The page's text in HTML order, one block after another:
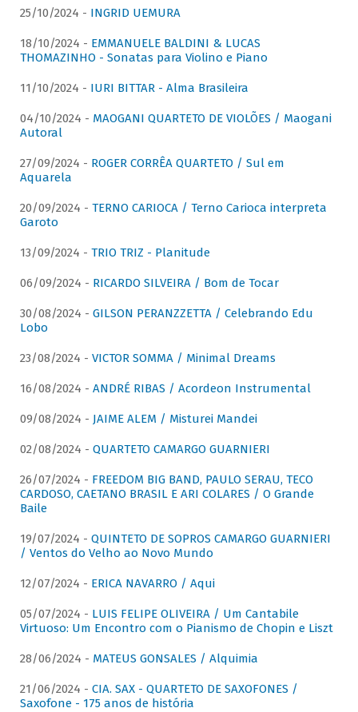
25/10/2024 - INGRID UEMURA
18/10/2024 - EMMANUELE BALDINI & LUCAS
THOMAZINHO - Sonatas para Violino e Piano
11/10/2024 - IURI BITTAR - Alma Brasileira
04/10/2024 - MAOGANI QUARTETO DE VIOLÕES / Maogani
Autoral
27/09/2024 - ROGER CORRÊA QUARTETO / Sul em
Aquarela
20/09/2024 - TERNO CARIOCA / Terno Carioca interpreta
Garoto
13/09/2024 - TRIO TRIZ - Planitude
06/09/2024 - RICARDO SILVEIRA / Bom de Tocar
30/08/2024 - GILSON PERANZZETTA / Celebrando Edu
Lobo
23/08/2024 - VICTOR SOMMA / Minimal Dreams
16/08/2024 - ANDRÉ RIBAS / Acordeon Instrumental
09/08/2024 - JAIME ALEM / Misturei Mandei
02/08/2024 - QUARTETO CAMARGO GUARNIERI
26/07/2024 - FREEDOM BIG BAND, PAULO SERAU, TECO
CARDOSO, CAETANO BRASIL E ARI COLARES / O Grande
Baile
19/07/2024 - QUINTETO DE SOPROS CAMARGO GUARNIERI
/ Ventos do Velho ao Novo Mundo
12/07/2024 - ERICA NAVARRO / Aqui
05/07/2024 - LUIS FELIPE OLIVEIRA / Um Cantabile
Virtuoso: Um Encontro com o Pianismo de Chopin e Liszt
28/06/2024 - MATEUS GONSALES / Alquimia
21/06/2024 - CIA. SAX - QUARTETO DE SAXOFONES /
Saxofone - 175 anos de história